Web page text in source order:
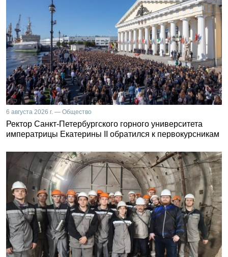
6 августа 2026 г. — Общество
Ректор Санкт-Петербургского горного университета
императрицы Екатерины II обратился к первокурсникам